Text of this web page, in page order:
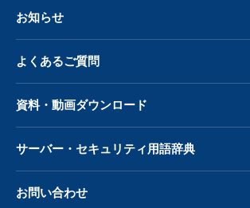
お知らせ
よくあるご質問
資料・動画ダウンロード
サーバー・ セキュリティ用語辞典
お問い合わせ